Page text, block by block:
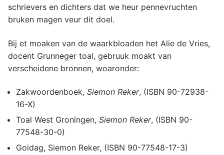
schrievers en dichters dat we heur pennevruchten
bruken magen veur dit doel.
Bij et moaken van de waarkbloaden het Alie de Vries,
docent Grunneger toal, gebruuk moakt van
verscheidene bronnen, woaronder:
Zakwoordenboek, Siemon Reker, (ISBN 90-72938-
16-X)
Toal West Groningen, Siemon Reker, (ISBN 90-
77548-30-0)
Goidag, Siemon Reker, (ISBN 90-77548-17-3)